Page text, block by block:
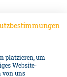
platzieren, um
Website-
von uns